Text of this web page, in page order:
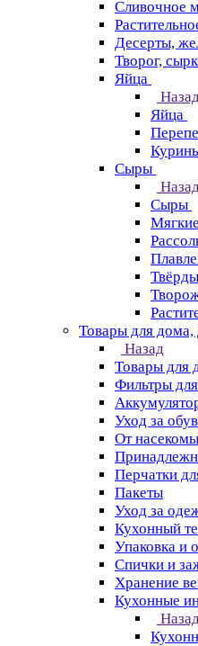
Сливочное
Десерты,
Творог,
Яйца
Яйца
Сыры
Сыры
Товары для дома,
Назад
Товары для
Фильтры
Уход за
От
Перчатки
Пакеты
Уход за
Кухонный
Упаковка и
Спички и
Хранение
Кухонные